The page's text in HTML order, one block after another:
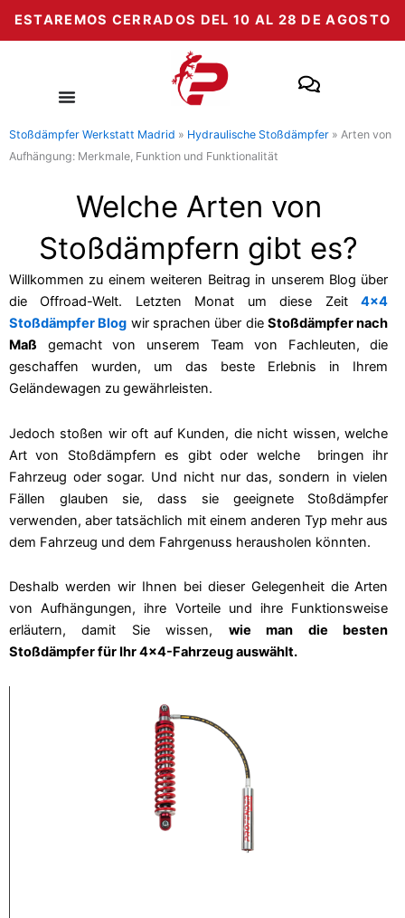
ESTAREMOS CERRADOS DEL 10 AL 28 DE AGOSTO
Stoßdämpfer Werkstatt Madrid » Hydraulische Stoßdämpfer » Arten von
Aufhängung: Merkmale, Funktion und Funktionalität
Welche Arten von
Stoßdämpfern gibt es?
Willkommen zu einem weiteren Beitrag in unserem Blog über
die Offroad-Welt. Letzten Monat um diese Zeit4×4
Stoßdämpfer Blog wir sprachen über dieStoßdämpfer nach
Maß gemacht von unserem Team von Fachleuten, die
geschaffen wurden, um das beste Erlebnis in Ihrem
Geländewagen zu gewährleisten.
Jedoch stoßen wir oft auf Kunden, die nicht wissen, welche
Art von Stoßdämpfern es gibt oder welche
bringen ihr
Fahrzeug oder sogar. Und nicht nur das, sondern in vielen
Fällen glauben sie, dass sie geeignete Stoßdämpfer
verwenden, aber tatsächlich mit einem anderen Typ mehr aus
dem Fahrzeug und dem Fahrgenuss herausholen könnten.
Deshalb werden wir Ihnen bei dieser Gelegenheit die Arten
von Aufhängungen, ihre Vorteile und ihre Funktionsweise
erläutern, damit Sie wissen, wie man die besten
Stoßdämpfer für Ihr 4x4-Fahrzeug auswählt.